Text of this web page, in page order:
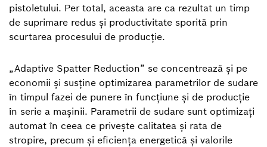
pistoletului. Per total, aceasta are ca rezultat un timp
de suprimare redus și productivitate sporită prin
scurtarea procesului de producție.
„Adaptive Spatter Reduction” se concentrează și pe
economii și susține optimizarea parametrilor de sudare
în timpul fazei de punere în funcțiune și de producție
în serie a mașinii. Parametrii de sudare sunt optimizați
automat în ceea ce privește calitatea și rata de
stropire, precum și eficiența energetică și valorile